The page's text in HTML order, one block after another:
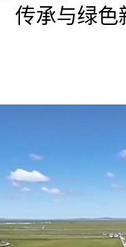
传承与绿色